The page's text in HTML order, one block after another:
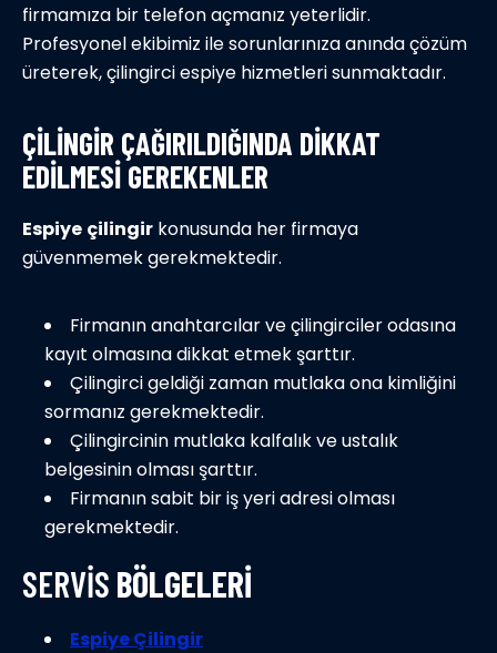
firmamıza bir telefon açmanız yeterlidir.
Profesyonel ekibimiz ile sorunlarınıza anında çözüm
üreterek, çilingirci espiye hizmetleri sunmaktadır.
ÇILINGIR ÇAĞIRILDIĞINDA DIKKAT
EDILMESI GEREKENLER
Espiye çilingir konusunda her firmaya
güvenmemek gerekmektedir.
Firmanın anahtarcılar ve çilingirciler odasına
kayıt olmasına dikkat etmek şarttır.
Çilingirci geldiği zaman mutlaka ona kimliğini
sormanız gerekmektedir.
Çilingircinin mutlaka kalfalık ve ustalık
belgesinin olması şarttır.
Firmanın sabit bir iş yeri adresi olması
gerekmektedir.
SERVIS BÖLGELERI
Espiye Çilingir